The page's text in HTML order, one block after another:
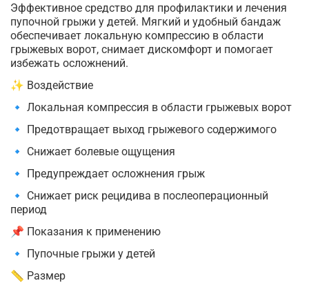
Эффективное средство для профилактики и лечения
пупочной грыжи у детей. Мягкий и удобный бандаж
обеспечивает локальную компрессию в области
грыжевых ворот, снимает дискомфорт и помогает
избежать осложнений.
✨ Воздействие
🔹 Локальная компрессия в области грыжевых ворот
🔹 Предотвращает выход грыжевого содержимого
🔹 Снижает болевые ощущения
🔹 Предупреждает осложнения грыж
🔹 Снижает риск рецидива в послеоперационный
период
📌 Показания к применению
🔹 Пупочные грыжи у детей
📏 Размер